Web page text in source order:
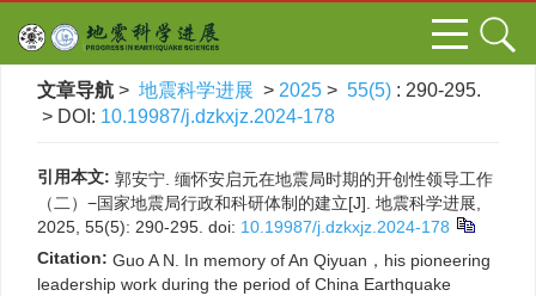
文章导航 > 地震科学进展 > 2025 > 55(5) : 290-295.
> DOI: 10.19987/j.dzkxjz.2024-178
引用本文: 郭安宁. 缅怀安启元在地震局时期的开创性领导工作
（二）−国家地震局行政和科研体制的建立[J]. 地震科学进展,
2025, 55(5): 290-295. doi: 10.19987/j.dzkxjz.2024-178
Citation: Guo A N. In memory of An Qiyuan，his pioneering
leadership work during the period of China Earthquake